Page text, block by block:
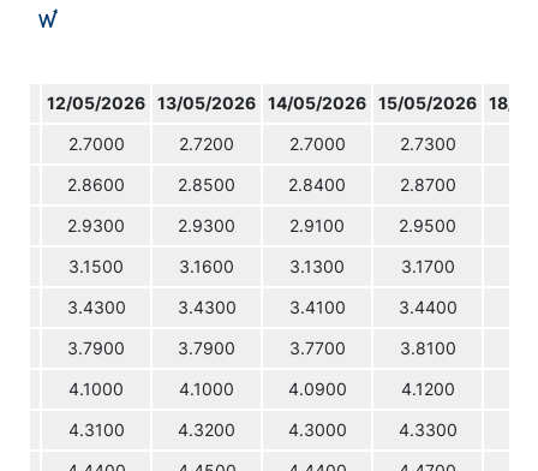
12/05/2026 13/05/2026 14/05/2026 15/05/2026 18/
2.7000 2.7200 2.7000 2.7300
2.8600 2.8500 2.8400 2.8700
2.9300 2.9300 2.9100 2.9500
3.1500 3.1600 3.1300 3.1700
3.4300 3.4300 3.4100 3.4400
3.7900 3.7900 3.7700 3.8100
4.1000 4.1000 4.0900 4.1200
4.3100 4.3200 4.3000 4.3300